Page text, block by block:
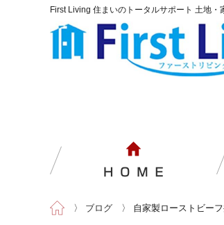
First Living 住まいのトータルサポート 土地・
〉 ブログ 〉 自家製ローストビー